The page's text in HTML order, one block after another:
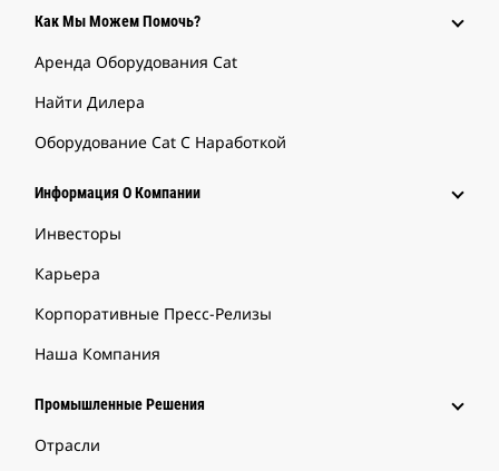
Как Мы Можем Помочь?
Аренда Оборудования Cat
Найти Дилера
Оборудование Cat С Наработкой
Информация О Компании
Инвесторы
Карьера
Корпоративные Пресс-Релизы
Наша Компания
Промышленные Решения
Отрасли